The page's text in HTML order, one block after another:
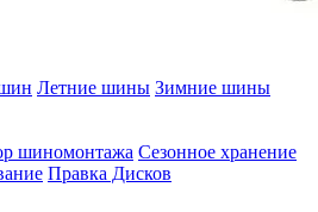
Летние шины Зимние шины
шиномонтажа Сезонное хранение
Правка Дисков